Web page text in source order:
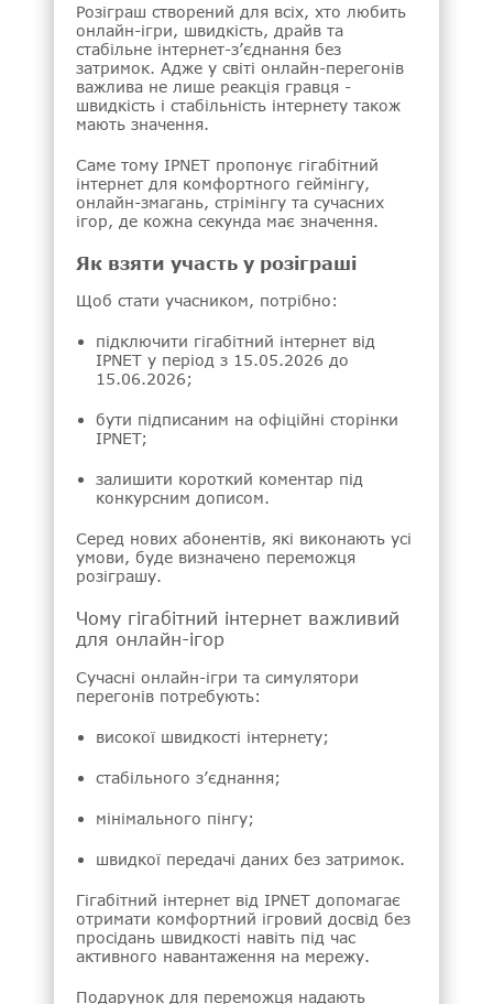
Розіграш створений для всіх, хто любить
онлайн-ігри, швидкість, драйв та
стабільне інтернет-з’єднання без
затримок. Адже у світі онлайн-перегонів
важлива не лише реакція гравця -
швидкість і стабільність інтернету також
мають значення.
Саме тому IPNET пропонує гігабітний
інтернет для комфортного геймінгу,
онлайн-змагань, стрімінгу та сучасних
ігор, де кожна секунда має значення.
Як взяти участь у розіграші
Щоб стати учасником, потрібно:
підключити гігабітний інтернет від
IPNET у період з 15.05.2026 до
15.06.2026;
бути підписаним на офіційні сторінки
IPNET;
залишити короткий коментар під
конкурсним дописом.
Серед нових абонентів, які виконають усі
умови, буде визначено переможця
розіграшу.
Чому гігабітний інтернет важливий
для онлайн-ігор
Сучасні онлайн-ігри та симулятори
перегонів потребують:
високої швидкості інтернету;
стабільного з’єднання;
мінімального пінгу;
швидкої передачі даних без затримок.
Гігабітний інтернет від IPNET допомагає
отримати комфортний ігровий досвід без
просідань швидкості навіть під час
активного навантаження на мережу.
Подарунок для переможця надають